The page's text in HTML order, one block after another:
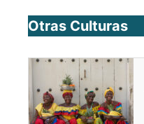
Otras Culturas